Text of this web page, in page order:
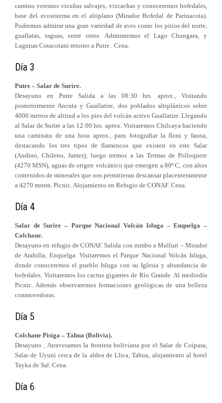
camino veremos vicuñas salvajes, vizcachas y conoceremos bofedales,
base del ecosistema en el altiplano (Mirador Bofedal de Parinacota).
Podremos admirar una gran variedad de aves como los pitios del norte,
guallatas, taguas, entre otros. Admiraremos el Lago Chungara, y
Lagunas Cotacotani retorno a Putre . Cena.
Día 3
Putre – Salar de Surire.
Desayuno en Putre Salida a las 08:30 hrs. aprox., Visitando
posteriormente Ancuta y Guallatire, dos poblados altiplánicos sobre
4000 metros de altitud a los pies del volcán activo Guallatire. Llegando
al Salar de Surire a las 12:00 hrs. aprox. Visitaremos Chilcaya haciendo
una caminata de una hora aprox., para fotografiar la flora y fauna,
destacando los tres tipos de flamencos que existen en este Salar
(Andino, Chileno, James); luego iremos a las Termas de Polloquere
(4270 MSN), aguas de origen volcánico que emergen a 80º C, con altos
contenidos de minerales que nos permitieran descansar placenteramente
a 4270 msnm. Picnic. Alojamiento en Refugio de CONAF. Cena.
Día 4
Salar de Surire – Parque Nacional Volcán Isluga – Enquelga –
Colchane.
Desayuno en refugio de CONAF. Salida con rumbo a Mulluri – Mirador
de Arabilla, Enquelga. Visitaremos el Parque Nacional Volcán Isluga,
donde conoceremos el pueblo Isluga con su Iglesia y abundancia de
bofedales. Visitaremos los cactus gigantes de Río Grande. Al mediodía
Picnic. Además observaremos formaciones geológicas de una belleza
conmovedoras.
Día 5
Colchane Pisiga – Tahua (Bolivia).
Desayuno , Atravesamos la frontera boliviana por el Salar de Coipasa,
Salar de Uyuni cerca de la aldea de Llica, Tahua, alojamiento al hotel
Tayka de Sal. Cena.
Día 6